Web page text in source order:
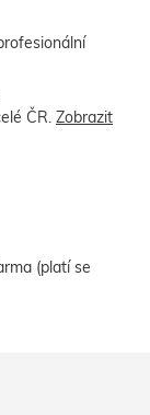
ČR. Zobrazit
(platí se